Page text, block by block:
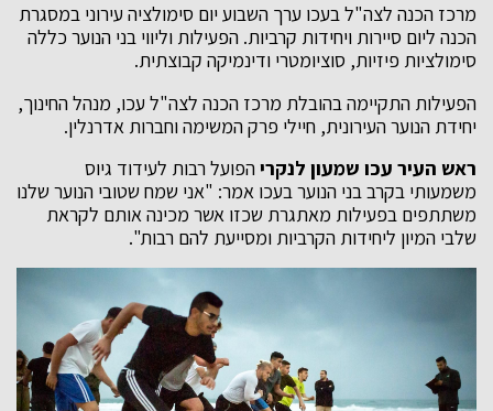
מרכז הכנה לצה"ל בעכו ערך השבוע יום סימולציה עירוני במסגרת
הכנה ליום סיירות ויחידות קרביות. הפעילות וליווי בני הנוער כללה
סימולציות פיזיות, סוציומטרי ודינמיקה קבוצתית.
הפעילות התקיימה בהובלת מרכז הכנה לצה"ל עכו, מנהל החינוך,
יחידת הנוער העירונית, חיילי פרק המשימה וחברות אדרנלין.
ראש העיר עכו שמעון לנקריהפועל רבות לעידוד גיוס
משמעותי בקרב בני הנוער בעכו אמר: "אני שמח שטובי הנוער שלנו
משתתפים בפעילות מאתגרת שכזו אשר מכינה אותם לקראת
שלבי המיון ליחידות הקרביות ומסייעת להם רבות".